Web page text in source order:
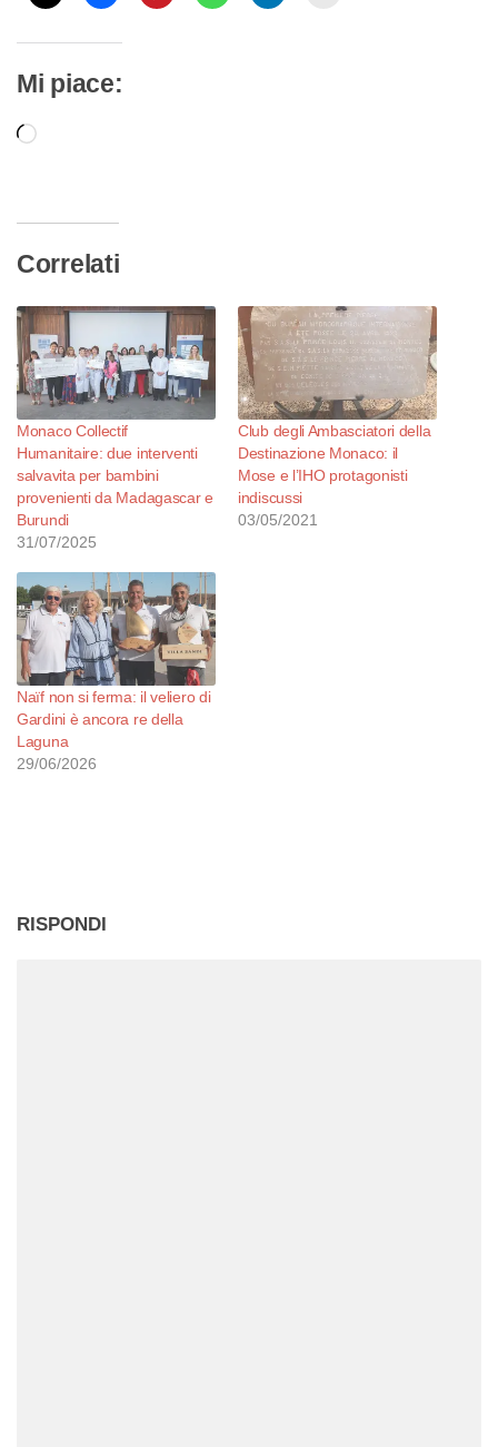
Mi piace:
Caricamento
Correlati
Monaco Collectif
Humanitaire: due interventi
salvavita per bambini
provenienti da Madagascar e
Burundi
31/07/2025
Club degli Ambasciatori della
Destinazione Monaco: il
Mose e l’IHO protagonisti
indiscussi
03/05/2021
Naïf non si ferma: il veliero di
Gardini è ancora re della
Laguna
29/06/2026
RISPONDI